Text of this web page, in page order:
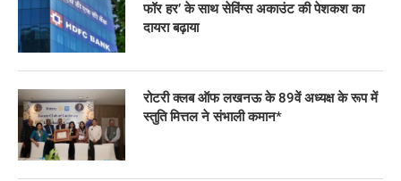
फॉर हर’ के साथ सेविंग्स अकाउंट की पेशकश का
दायरा बढ़ाया
रोटरी क्लब ऑफ लखनऊ के 89वें अध्यक्ष के रूप में
स्तुति मित्तल ने संभाली कमान*